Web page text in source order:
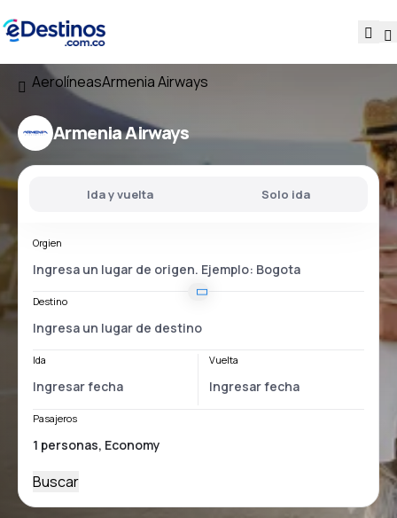
AerolíneasArmenia Airways
Armenia Airways
Ida y vuelta Solo ida
Orgien
Destino
Ida Vuelta
Pasajeros
Buscar